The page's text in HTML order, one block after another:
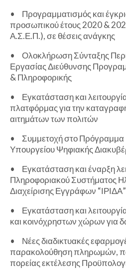
•
Προγραμματισμός και
προσωπικού έτους 2020 &
Α.Σ.Ε.Π.), σε θέσεις ανάγκης
•
Ολοκλήρωση Σύνταξης
Εργασίας Διεύθυνσης
& Πληροφορικής
•
Εγκατάσταση και
πλατφόρμας για την
αιτημάτων των πολιτών
•
Συμμετοχή στο Πρόγραμμα
Υπουργείου Ψηφιακής
•
Εγκατάσταση και έναρξη
Πληροφοριακού Συστήματος
Διαχείρισης Εγγράφων “ΙΡΙΔΑ”
•
Εγκατάσταση και
και κοινόχρηστων χώρων για
•
Νέες διαδικτυακές
παρακολούθηση πληρωμών,
πορείας εκτέλεσης